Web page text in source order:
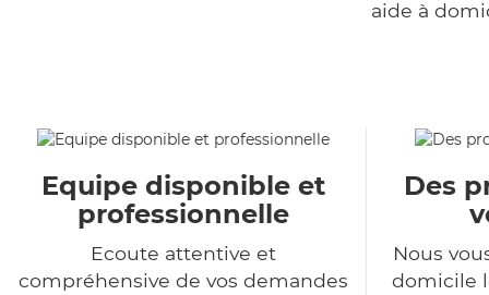
aide à
Equipe disponible et
professionnelle
Ecoute attentive et
compréhensive de vos demandes
Des
Nous
domicile